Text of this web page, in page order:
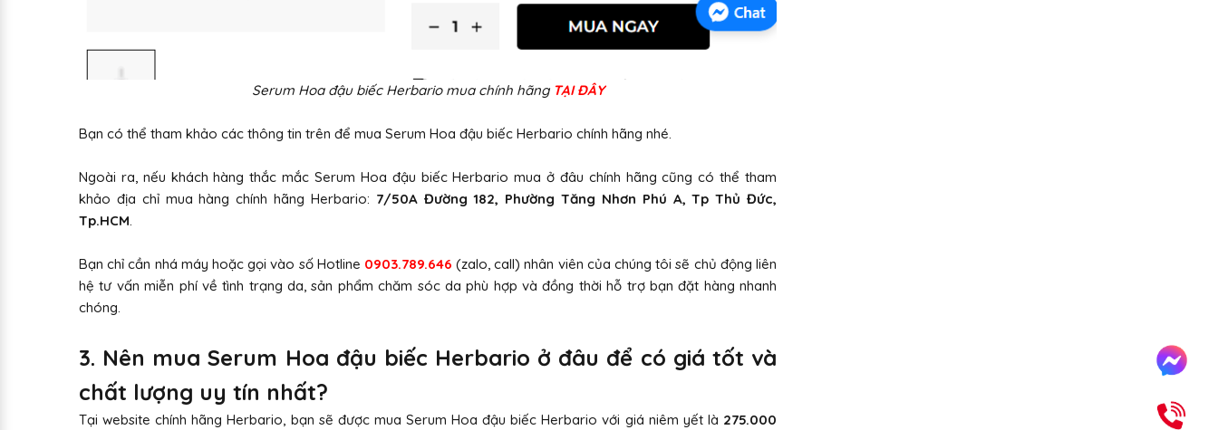
Serum Hoa đậu biếc Herbario mua chính hãng TẠI ĐÂY
Bạn có thể tham khảo các thông tin trên để mua Serum Hoa đậu biếc Herbario chính hãng nhé.
Ngoài ra, nếu khách hàng thắc mắc Serum Hoa đậu biếc Herbario mua ở đâu chính hãng cũng có thể tham
khảo địa chỉ mua hàng chính hãng Herbario: 7/50A Đường 182, Phường Tăng Nhơn Phú A, Tp Thủ Đức,
Tp.HCM.
Bạn chỉ cần nhá máy hoặc gọi vào số Hotline 0903.789.646 (zalo, call) nhân viên của chúng tôi sẽ chủ động liên
hệ tư vấn miễn phí về tình trạng da, sản phẩm chăm sóc da phù hợp và đồng thời hỗ trợ bạn đặt hàng nhanh
chóng.
3. Nên mua Serum Hoa đậu biếc Herbario ở đâu để có giá tốt và
chất lượng uy tín nhất?
Tại website chính hãng Herbario, bạn sẽ được mua Serum Hoa đậu biếc Herbario với giá niêm yết là 275.000